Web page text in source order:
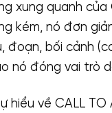
xung quanh của
kém, nó đơn
đoạn, bối cảnh
nó đóng vai trò